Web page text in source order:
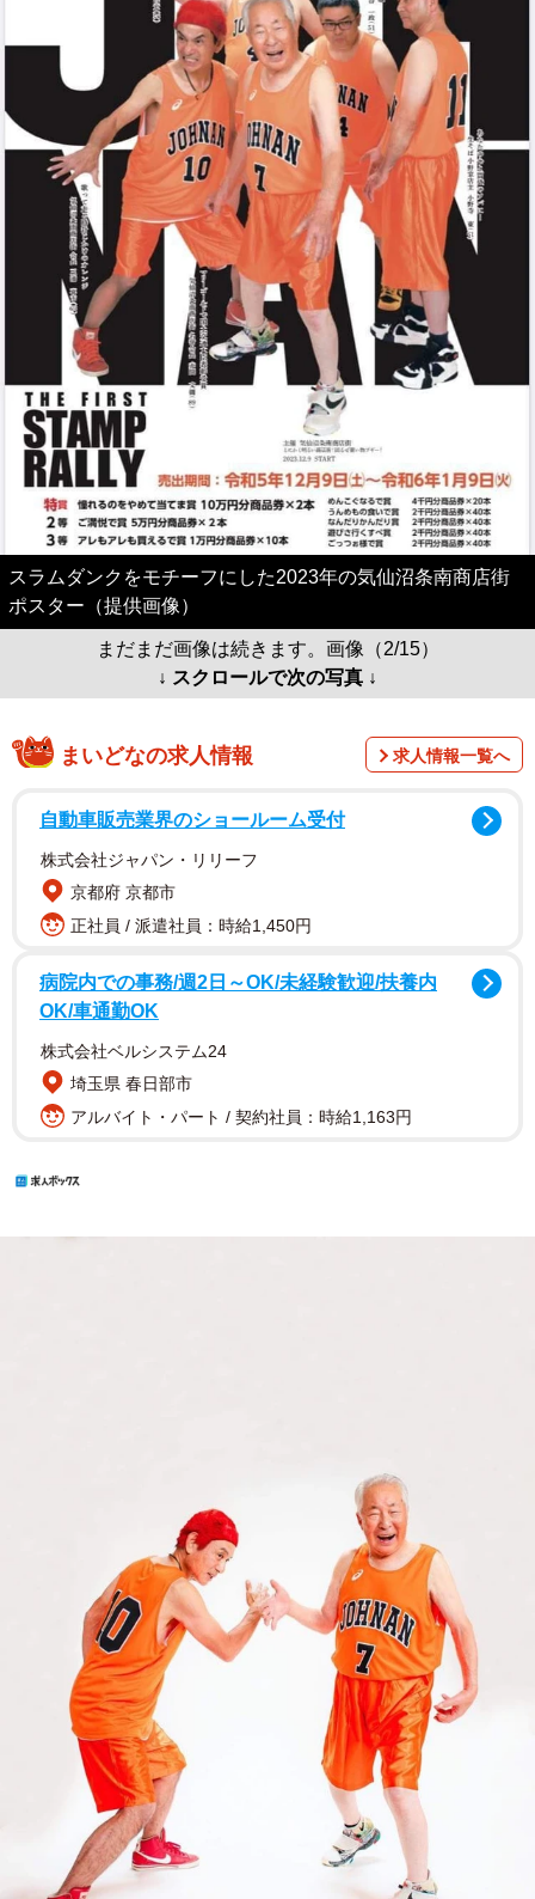
スラムダンクをモチーフにした2023年の気仙沼条南商店街
ポスター（提供画像）
まだまだ画像は続きます。画像（2/15）
↓ スクロールで次の写真 ↓
まいどなの求人情報 求人情報一覧へ
自動車販売業界のショールーム受付
株式会社ジャパン・リリーフ
京都府 京都市
正社員 / 派遣社員：時給1,450円
病院内での事務/週2日～OK/未経験歓迎/扶養内
OK/車通勤OK
株式会社ベルシステム24
埼玉県 春日部市
アルバイト・パート / 契約社員：時給1,163円